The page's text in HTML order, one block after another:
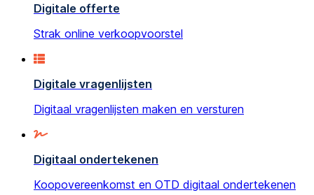
Digitale offerte
Strak online verkoopvoorstel
Digitale vragenlijsten
Digitaal vragenlijsten maken en versturen
Digitaal ondertekenen
Koopovereenkomst en OTD digitaal ondertekenen